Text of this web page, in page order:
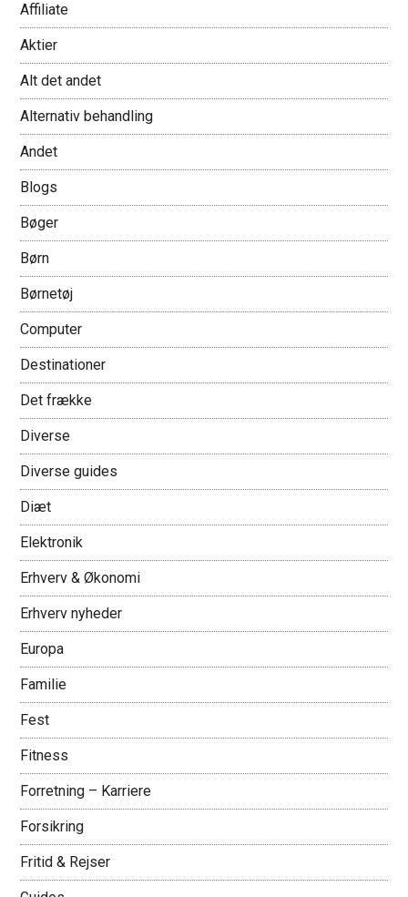
Affiliate
Aktier
Alt det andet
Alternativ behandling
Andet
Blogs
Bøger
Børn
Børnetøj
Computer
Destinationer
Det frække
Diverse
Diverse guides
Diæt
Elektronik
Erhverv & Økonomi
Erhverv nyheder
Europa
Familie
Fest
Fitness
Forretning – Karriere
Forsikring
Fritid & Rejser